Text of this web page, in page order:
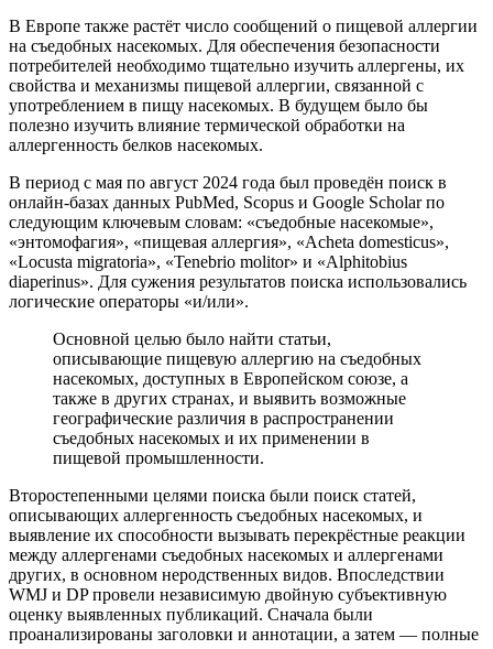
В Европе также растёт число сообщений о пищевой аллергии
на съедобных насекомых. Для обеспечения безопасности
потребителей необходимо тщательно изучить аллергены, их
свойства и механизмы пищевой аллергии, связанной с
употреблением в пищу насекомых. В будущем было бы
полезно изучить влияние термической обработки на
аллергенность белков насекомых.
В период с мая по август 2024 года был проведён поиск в
онлайн-базах данных PubMed, Scopus и Google Scholar по
следующим ключевым словам: «съедобные насекомые»,
«энтомофагия», «пищевая аллергия», «Acheta domesticus»,
«Locusta migratoria», «Tenebrio molitor» и «Alphitobius
diaperinus». Для сужения результатов поиска использовались
логические операторы «и/или».
Основной целью было найти статьи,
описывающие пищевую аллергию на съедобных
насекомых, доступных в Европейском союзе, а
также в других странах, и выявить возможные
географические различия в распространении
съедобных насекомых и их применении в
пищевой промышленности.
Второстепенными целями поиска были поиск статей,
описывающих аллергенность съедобных насекомых, и
выявление их способности вызывать перекрёстные реакции
между аллергенами съедобных насекомых и аллергенами
других, в основном неродственных видов. Впоследствии
WMJ и DP провели независимую двойную субъективную
оценку выявленных публикаций. Сначала были
проанализированы заголовки и аннотации, а затем — полные